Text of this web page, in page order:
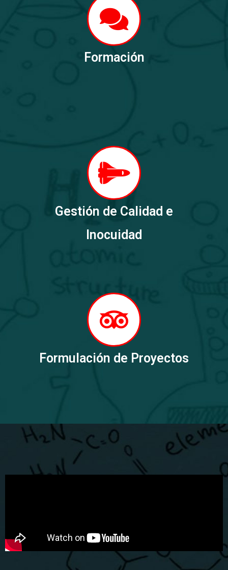
Formación
Gestión de Calidad e
Inocuidad
Formulación de Proyectos